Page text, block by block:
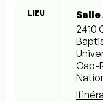
LIEU
2410
Cap-